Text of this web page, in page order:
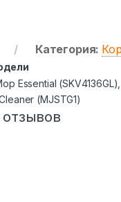
Категория:
Essential (SKV4136GL),
(MJSTG1)